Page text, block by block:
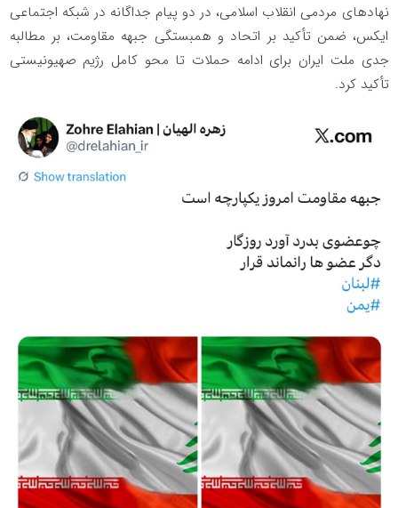
نهادهای مردمی انقلاب اسلامی، در دو پیام جداگانه در شبکه اجتماعی
ایکس، ضمن تأکید بر اتحاد و همبستگی جبهه مقاومت، بر مطالبه
جدی ملت ایران برای ادامه حملات تا محو کامل رژیم صهیونیستی
تأکید کرد.